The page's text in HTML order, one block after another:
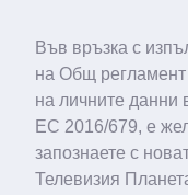
Във връзка с
на Общ регламент
на личните данни
ЕС 2016/679, е
запознаете с
Телевизия